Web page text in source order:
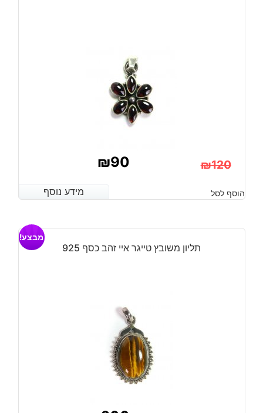
₪120
המקורי
היה:
₪120.
₪90
הנוכחי
הוא:
מידע נוסף הוסף לסל מידע נוסף
תליון משובץ טייגר איי זהב כסף 925
מבצע!